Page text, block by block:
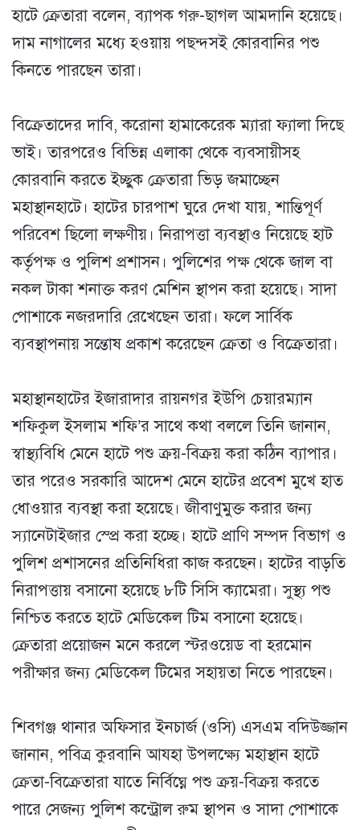
হাটে ক্রেতারা বলেন, ব্যাপক গরু-ছাগল আমদানি হয়েছে।
দাম নাগালের মধ্যে হওয়ায় পছন্দসই কোরবানির পশু
কিনতে পারছেন তারা।
বিক্রেতাদের দাবি, করোনা হামাকেরেক ম্যারা ফ্যালা দিছে
ভাই। তারপরেও বিভিন্ন এলাকা থেকে ব্যবসায়ীসহ
কোরবানি করতে ইচ্ছুক ক্রেতারা ভিড় জমাচ্ছেন
মহাস্থানহাটে। হাটের চারপাশ ঘুরে দেখা যায়, শান্তিপূর্ণ
পরিবেশ ছিলো লক্ষণীয়। নিরাপত্তা ব্যবস্থাও নিয়েছে হাট
কর্তৃপক্ষ ও পুলিশ প্রশাসন। পুলিশের পক্ষ থেকে জাল বা
নকল টাকা শনাক্ত করণ মেশিন স্থাপন করা হয়েছে। সাদা
পোশাকে নজরদারি রেখেছেন তারা। ফলে সার্বিক
ব্যবস্থাপনায় সন্তোষ প্রকাশ করেছেন ক্রেতা ও বিক্রেতারা।
মহাস্থানহাটের ইজারাদার রায়নগর ইউপি চেয়ারম্যান
শফিকুল ইসলাম শফি’র সাথে কথা বললে তিনি জানান,
স্বাস্থ্যবিধি মেনে হাটে পশু ক্রয়-বিক্রয় করা কঠিন ব্যাপার।
তার পরেও সরকারি আদেশ মেনে হাটের প্রবেশ মুখে হাত
ধোওয়ার ব্যবস্থা করা হয়েছে। জীবাণুমুক্ত করার জন্য
স্যানেটাইজার স্প্রে করা হচ্ছে। হাটে প্রাণি সম্পদ বিভাগ ও
পুলিশ প্রশাসনের প্রতিনিধিরা কাজ করছেন। হাটের বাড়তি
নিরাপত্তায় বসানো হয়েছে ৮টি সিসি ক্যামেরা। সুস্থ্য পশু
নিশ্চিত করতে হাটে মেডিকেল টিম বসানো হয়েছে।
ক্রেতারা প্রয়োজন মনে করলে স্টরওয়েড বা হরমোন
পরীক্ষার জন্য মেডিকেল টিমের সহায়তা নিতে পারছেন।
শিবগঞ্জ থানার অফিসার ইনচার্জ (ওসি) এসএম বদিউজ্জান
জানান, পবিত্র কুরবানি আযহা উপলক্ষ্যে মহাস্থান হাটে
ক্রেতা-বিক্রেতারা যাতে নির্বিঘ্নে পশু ক্রয়-বিক্রয় করতে
পারে সেজন্য পুলিশ কন্ট্রোল রুম স্থাপন ও সাদা পোশাকে